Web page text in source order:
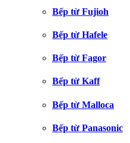
Bếp từ Fujioh
Bếp từ Hafele
Bếp từ Fagor
Bếp từ Kaff
Bếp từ Malloca
Bếp từ Panasonic